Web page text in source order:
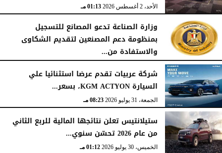
الأحد، 2 أغسطس 2026 01:13 مـ
وزارة الصناعة تدعو المصانع للتسجيل
بمنظومة دعم المصنعين لتقديم الشكاوى
والاستفادة من...
السبت، 1 أغسطس 2026
شركة عربيات تقدم عرضا استثنائيا علي
السيارة KGM ACTYON، بسعر...
الجمعة، 31 يوليو 2026 08:23 مـ
ستيلانتيس تعلن نتائجها المالية للربع الثاني
من عام 2026 تحسّن سنوي...
الخميس، 30 يوليو 2026 01:12 مـ